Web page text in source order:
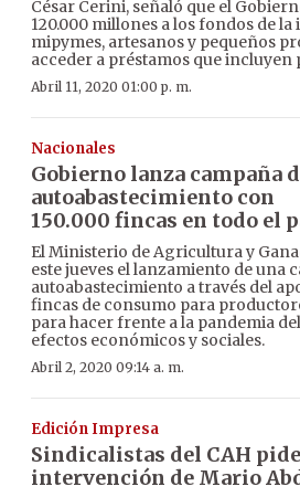
César Cerini, señaló que el
120.000 millones a los fondos de
mipymes, artesanos y pequeños
acceder a préstamos que incluyen
Abril 11, 2020 01:00 p. m.
Nacionales
Gobierno lanza campaña
autoabastecimiento con
150.000 fincas en todo el
El Ministerio de Agricultura y
este jueves el lanzamiento de una
autoabastecimiento a través del
fincas de consumo para
para hacer frente a la pandemia
efectos económicos y sociales.
Abril 2, 2020 09:14 a. m.
Edición Impresa
Sindicalistas del CAH
intervención de Mario